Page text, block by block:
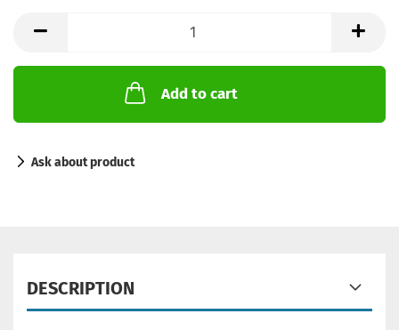
Add to cart
Ask about product
DESCRIPTION